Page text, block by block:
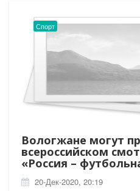
Спорт
Вологжане могут
всероссийском
«Россия –
20-Дек-2020, 20:19